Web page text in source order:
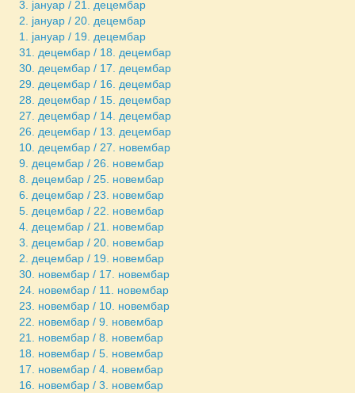
3. јануар / 21. децембар
2. јануар / 20. децембар
1. јануар / 19. децембар
31. децембар / 18. децембар
30. децембар / 17. децембар
29. децембар / 16. децембар
28. децембар / 15. децембар
27. децембар / 14. децембар
26. децембар / 13. децембар
10. децембар / 27. новембар
9. децембар / 26. новембар
8. децембар / 25. новембар
6. децембар / 23. новембар
5. децембар / 22. новембар
4. децембар / 21. новембар
3. децембар / 20. новембар
2. децембар / 19. новембар
30. новембар / 17. новембар
24. новембар / 11. новембар
23. новембар / 10. новембар
22. новембар / 9. новембар
21. новембар / 8. новембар
18. новембар / 5. новембар
17. новембар / 4. новембар
16. новембар / 3. новембар